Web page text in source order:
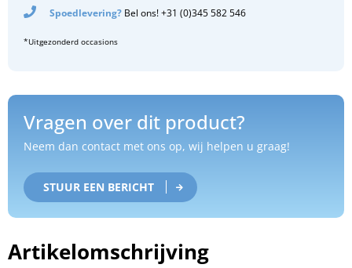
Spoedlevering? Bel ons! +31 (0)345 582 546
*Uitgezonderd occasions
Vragen over dit product?
Neem dan contact met ons op, wij helpen u graag!
STUUR EEN BERICHT
Artikelomschrijving